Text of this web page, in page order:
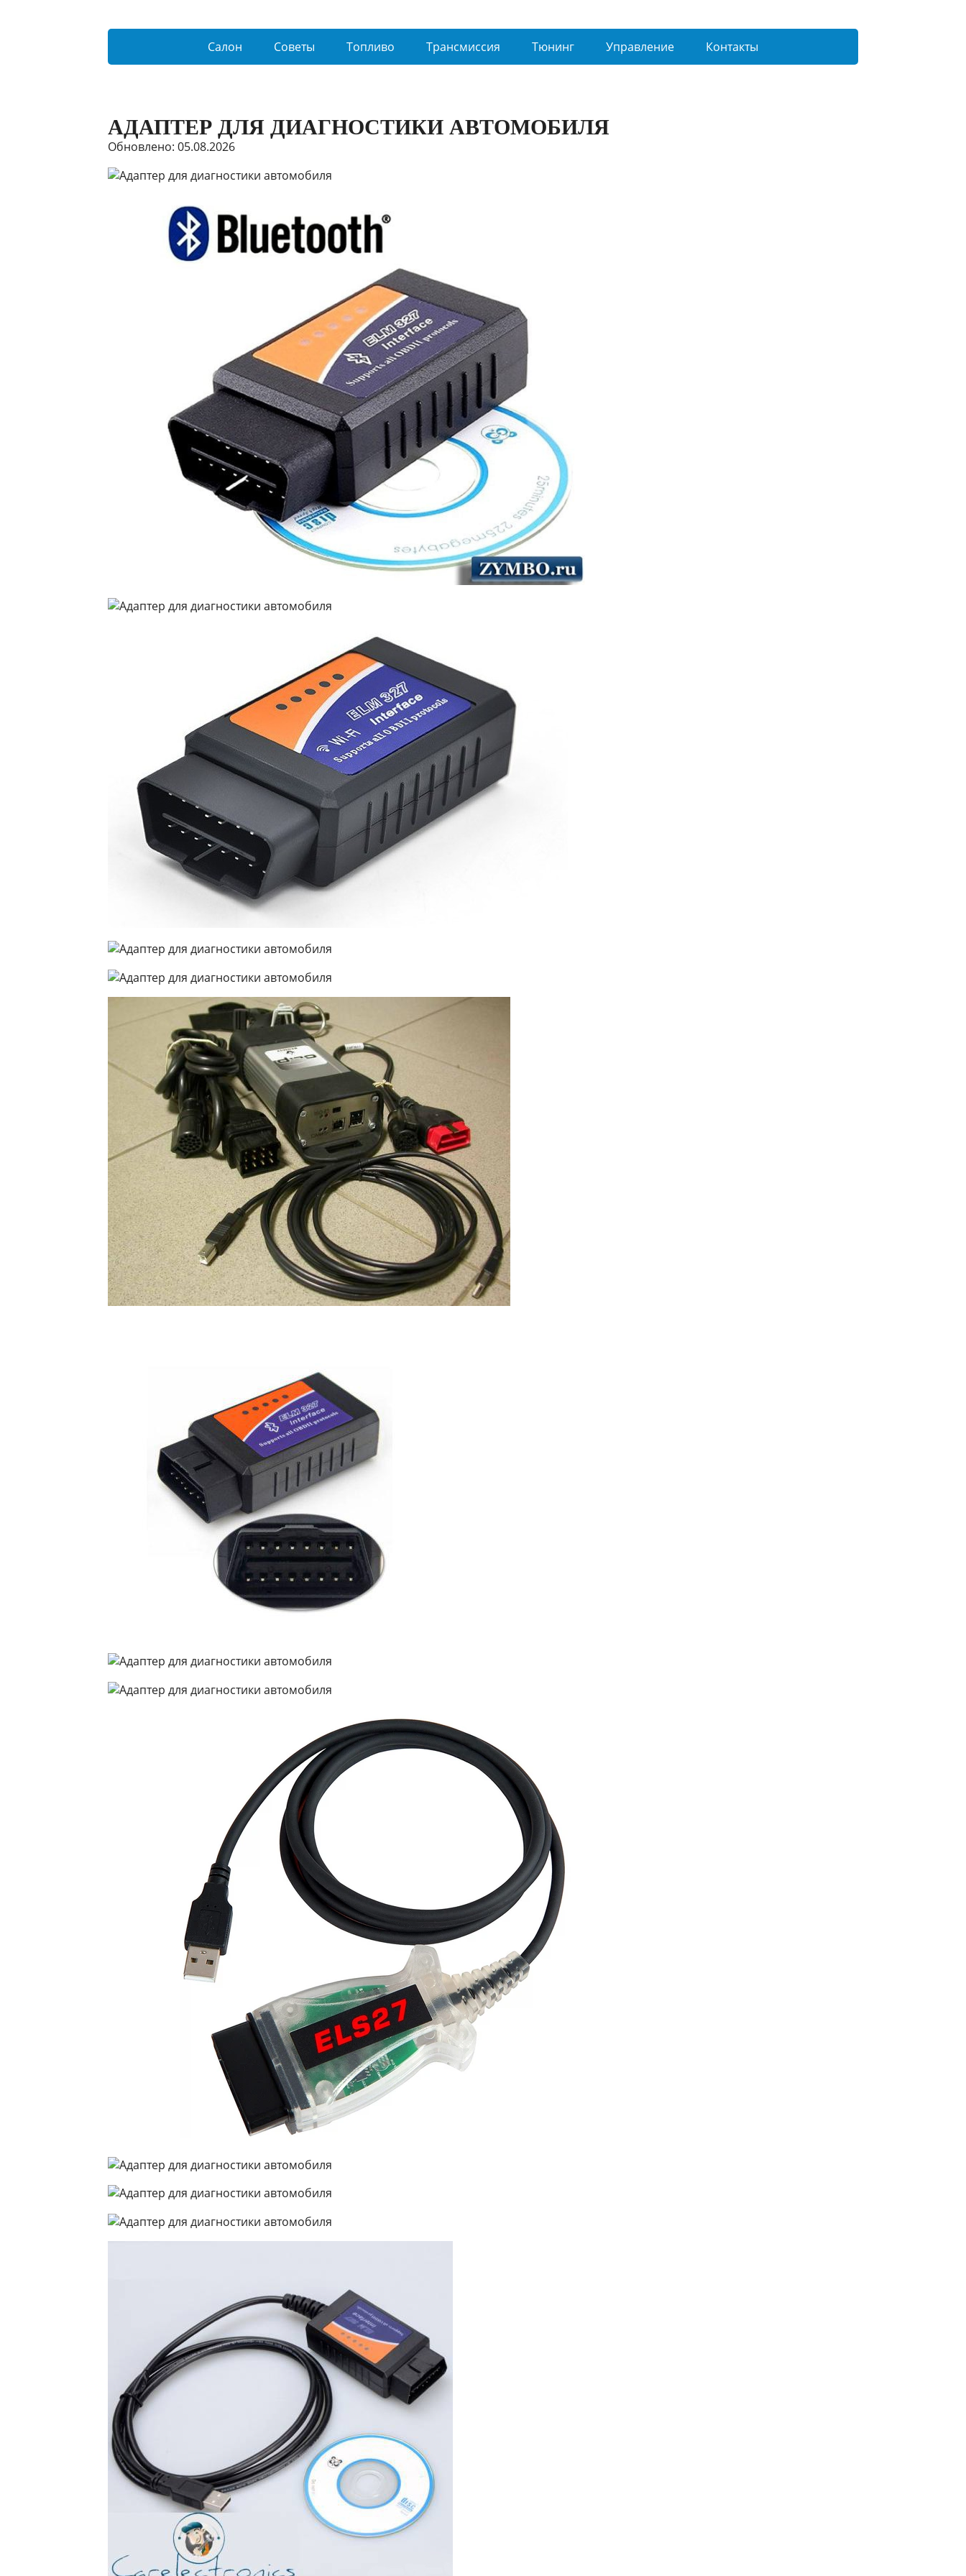
Салон Советы Топливо Трансмиссия Тюнинг Управление Контакты
АДАПТЕР ДЛЯ ДИАГНОСТИКИ АВТОМОБИЛЯ
Обновлено: 05.08.2026